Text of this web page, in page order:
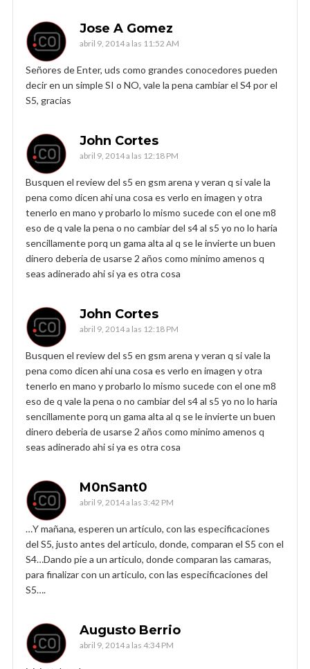
Jose A Gomez
abril 9, 2014 a las 11:52 AM
Señores de Enter, uds como grandes conocedores pueden
decir en un simple SI o NO, vale la pena cambiar el S4 por el
S5, gracias
John Cortes
abril 9, 2014 a las 12:18 PM
Busquen el review del s5 en gsm arena y veran q si vale la
pena como dicen ahi una cosa es verlo en imagen y otra
tenerlo en mano y probarlo lo mismo sucede con el one m8
eso de q vale la pena o no cambiar del s4 al s5 yo no lo haria
sencillamente porq un gama alta al q se le invierte un buen
dinero deberia de usarse 2 años como minimo amenos q
seas adinerado ahi si ya es otra cosa
John Cortes
abril 9, 2014 a las 12:18 PM
Busquen el review del s5 en gsm arena y veran q si vale la
pena como dicen ahi una cosa es verlo en imagen y otra
tenerlo en mano y probarlo lo mismo sucede con el one m8
eso de q vale la pena o no cambiar del s4 al s5 yo no lo haria
sencillamente porq un gama alta al q se le invierte un buen
dinero deberia de usarse 2 años como minimo amenos q
seas adinerado ahi si ya es otra cosa
M0nSant0
abril 9, 2014 a las 3:42 PM
…Y mañana, esperen un artículo, con las especificaciones
del S5, justo antes del articulo, donde, comparan el S5 con el
S4…Dando pie a un articulo, donde comparan las camaras,
para finalizar con un articulo, con las especificaciones del
S5….
Augusto Berrio
abril 9, 2014 a las 4:34 PM